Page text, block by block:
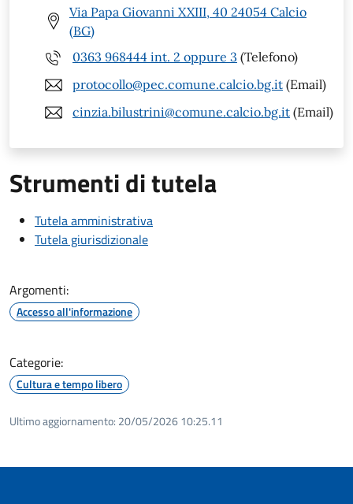
Via Papa Giovanni XXIII, 40 24054 Calcio
(BG)
0363 968444 int. 2 oppure 3 (Telefono)
protocollo@pec.comune.calcio.bg.it (Email)
cinzia.bilustrini@comune.calcio.bg.it (Email)
Strumenti di tutela
Tutela amministrativa
Tutela giurisdizionale
Argomenti:
Accesso all'informazione
Categorie:
Cultura e tempo libero
Ultimo aggiornamento: 20/05/2026 10:25.11